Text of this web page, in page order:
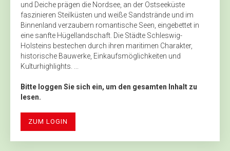
und Deiche prägen die Nordsee, an der Ostseeküste
faszinieren Steilküsten und weiße Sandstrände und im
Binnenland verzaubern romantische Seen, eingebettet in
eine sanfte Hügellandschaft. Die Städte Schleswig-
Holsteins bestechen durch ihren maritimen Charakter,
historische Bauwerke, Einkaufsmöglichkeiten und
Kulturhighlights. ...
Bitte loggen Sie sich ein, um den gesamten Inhalt zu
lesen.
ZUM LOGIN